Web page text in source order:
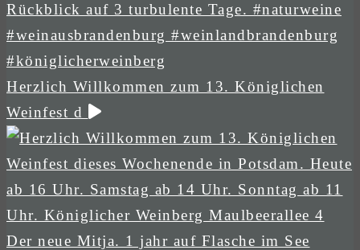
Herzlich Willkommen zum 13. Königlichen
Weinfest d
Der neue Mitja. 1 jahr auf Flasche im See